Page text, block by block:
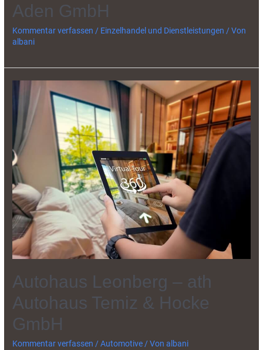
Aden GmbH
Kommentar verfassen / Einzelhandel und Dienstleistungen / Von
albani
Autohaus Leonberg – ath
Autohaus Temiz & Hocke
GmbH
Kommentar verfassen /Automotive / Vonalbani